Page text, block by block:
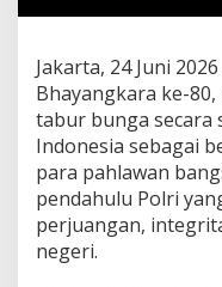
d
i
a
:
W
a
k
Jakarta, 24 Juni
Bhayangkara ke-
tabur bunga secara
Indonesia sebagai
para pahlawan
pendahulu Polri
perjuangan,
negeri.